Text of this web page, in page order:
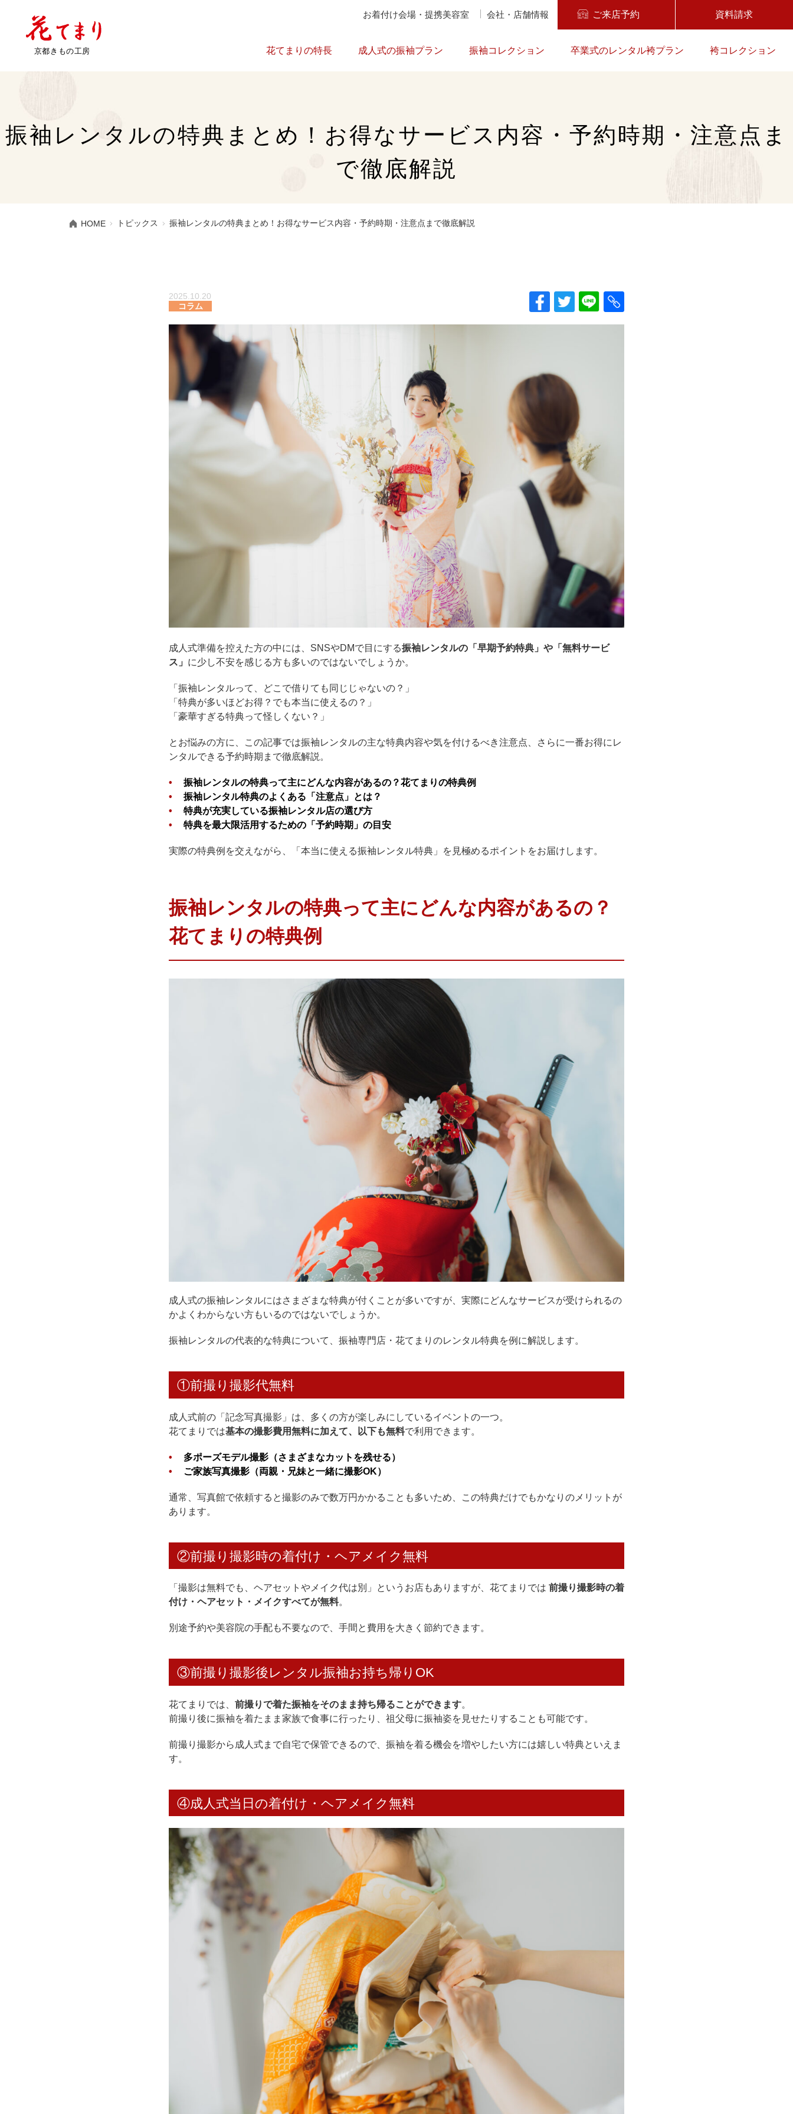
お着付け会場・提携美容室 会社・店舗情報 ご来店予約 資料請求
花てまりの特長 成人式の振袖プラン 振袖コレクション 卒業式のレンタル袴プラン 袴コレクション
HOME トピックス 振袖レンタルの特典まとめ！お得なサービス内容・予約時期・注意点まで徹底解説
振袖レンタルの特典まとめ！お得なサービス内容・予約時期・注意点ま
で徹底解説
2025.10.20
コラム
成人式準備を控えた方の中には、SNSやDMで目にする振袖レンタルの「早期予約特典」や「無料サービ
ス」 に少し不安を感じる方も多いのではないでしょうか。
「振袖レンタルって、どこで借りても同じじゃないの？」
「特典が多いほどお得？でも本当に使えるの？」
「豪華すぎる特典って怪しくない？」
とお悩みの方に、この記事では振袖レンタルの主な特典内容や気を付けるべき注意点、さらに一番お得にレ
ンタルできる予約時期まで徹底解説。
振袖レンタルの特典って主にどんな内容があるの？花てまりの特典例
振袖レンタル特典のよくある「注意点」とは？
特典が充実している振袖レンタル店の選び方
特典を最大限活用するための「予約時期」の目安
実際の特典例を交えながら、「本当に使える振袖レンタル特典」を見極めるポイントをお届けします。
振袖レンタルの特典って主にどんな内容があるの？
花てまりの特典例
成人式の振袖レンタルにはさまざまな特典が付くことが多いですが、実際にどんなサービスが受けられるの
かよくわからない方もいるのではないでしょうか。
振袖レンタルの代表的な特典について、振袖専門店・花てまりのレンタル特典を例に解説します。
①前撮り撮影代無料
成人式前の「記念写真撮影」は、多くの方が楽しみにしているイベントの一つ。
花てまりでは基本の撮影費用無料に加えて、以下も無料で利用できます。
多ポーズモデル撮影（さまざまなカットを残せる）
ご家族写真撮影（両親・兄妹と一緒に撮影OK）
通常、写真館で依頼すると撮影のみで数万円かかることも多いため、この特典だけでもかなりのメリットが
あります。
②前撮り撮影時の着付け・ヘアメイク無料
「撮影は無料でも、ヘアセットやメイク代は別」というお店もありますが、花てまりでは 前撮り撮影時の着
付け・ヘアセット・メイクすべてが無料。
別途予約や美容院の手配も不要なので、手間と費用を大きく節約できます。
③前撮り撮影後レンタル振袖お持ち帰りOK
花てまりでは、 前撮りで着た振袖をそのまま持ち帰ることができます。
前撮り後に振袖を着たまま家族で食事に行ったり、祖父母に振袖姿を見せたりすることも可能です。
前撮り撮影から成人式まで自宅で保管できるので、振袖を着る機会を増やしたい方には嬉しい特典といえま
す。
④成人式当日の着付け・ヘアメイク無料